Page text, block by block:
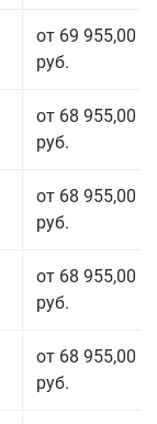
от 69 955,00
руб.
от 68 955,00
руб.
от 68 955,00
руб.
от 68 955,00
руб.
от 68 955,00
руб.